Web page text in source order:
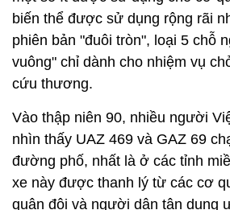
biến thể được sử dụng rộng rãi
phiên bản "đuôi tròn", loại 5 chỗ
vuông" chỉ dành cho nhiệm vụ
cứu thương.
Vào thập niên 90, nhiều người
nhìn thấy UAZ 469 và GAZ 69
đường phố, nhất là ở các tỉnh
xe này được thanh lý từ các cơ
quân đội và người dân tận dụng